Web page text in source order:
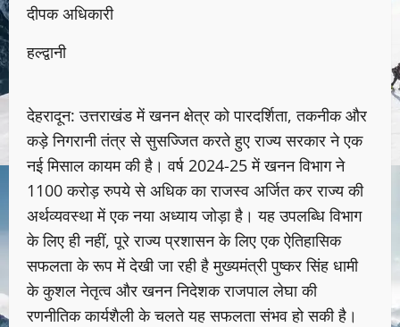
दीपक अधिकारी
हल्द्वानी
देहरादून: उत्तराखंड में खनन क्षेत्र को पारदर्शिता, तकनीक और
कड़े निगरानी तंत्र से सुसज्जित करते हुए राज्य सरकार ने एक
नई मिसाल कायम की है। वर्ष 2024-25 में खनन विभाग ने
1100 करोड़ रुपये से अधिक का राजस्व अर्जित कर राज्य की
अर्थव्यवस्था में एक नया अध्याय जोड़ा है। यह उपलब्धि विभाग
के लिए ही नहीं, पूरे राज्य प्रशासन के लिए एक ऐतिहासिक
सफलता के रूप में देखी जा रही है मुख्यमंत्री पुष्कर सिंह धामी
के कुशल नेतृत्व और खनन निदेशक राजपाल लेघा की
रणनीतिक कार्यशैली के चलते यह सफलता संभव हो सकी है।